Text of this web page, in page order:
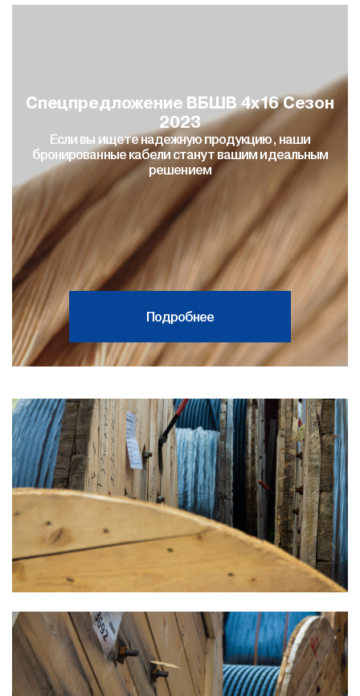
Спецпредложение ВБШВ 4х16 Сезон
2023
Если вы ищете надежную продукцию, наши
бронированные кабели станут вашим идеальным
решением
Подробнее